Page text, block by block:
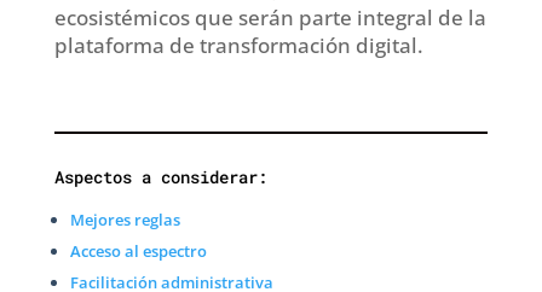
ecosistémicos que serán parte integral de la
plataforma de transformación digital.
Aspectos a considerar:
Mejores reglas
Acceso al espectro
Facilitación administrativa